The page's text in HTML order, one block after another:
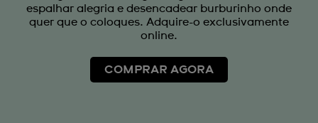
espalhar alegria e desencadear burburinho onde
quer que o coloques. Adquire-o exclusivamente
online.
COMPRAR AGORA